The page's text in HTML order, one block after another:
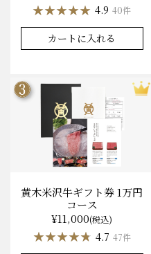
★★★★★
★★★★★ 4.9 40件
カートに入れる
黄木米沢牛ギフト券 1万円
コース
¥11,000(税込)
★★★★★
★★★★★ 4.7 47件